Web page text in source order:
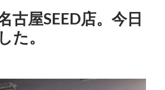
を
切
古屋SEED店。今日
た。